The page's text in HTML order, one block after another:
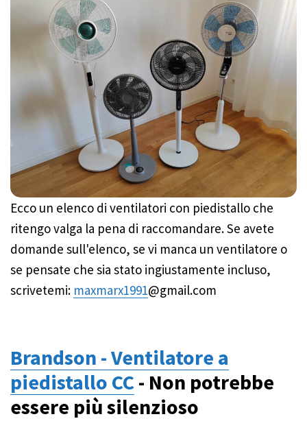
Ecco un elenco di ventilatori con piedistallo che
ritengo valga la pena di raccomandare. Se avete
domande sull'elenco, se vi manca un ventilatore o
se pensate che sia stato ingiustamente incluso,
scrivetemi: maxmarx1991@gmail.com
Brandson - Ventilatore a
piedistallo CC- Non potrebbe
essere più silenzioso